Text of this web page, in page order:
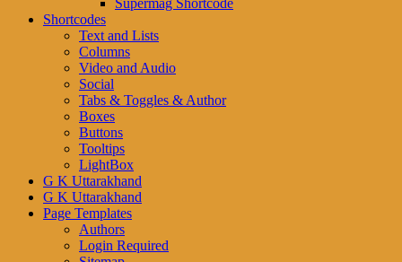
Shortcodes
Text and Lists
Columns
Video and Audio
Social
Tabs & Toggles & Author
Boxes
Buttons
Tooltips
LightBox
G K Uttarakhand
G K Uttarakhand
Page Templates
Authors
Login Required